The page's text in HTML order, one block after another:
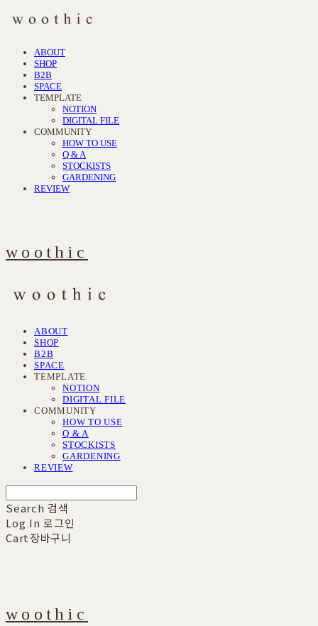
ABOUT
SHOP
B2B
SPACE
TEMPLATE
NOTION
DIGITAL FILE
COMMUNITY
HOW TO USE
Q & A
STOCKISTS
GARDENING
REVIEW
woothic
ABOUT
SHOP
B2B
SPACE
TEMPLATE
NOTION
DIGITAL FILE
COMMUNITY
HOW TO USE
Q & A
STOCKISTS
GARDENING
REVIEW
Search 검색
Log In 로그인
Cart장바구니
woothic